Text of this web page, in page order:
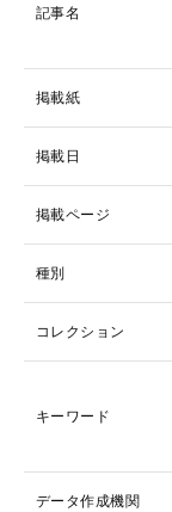
記事名
掲載紙
掲載日
掲載ページ
種別
コレクション
キーワード
データ作成機関